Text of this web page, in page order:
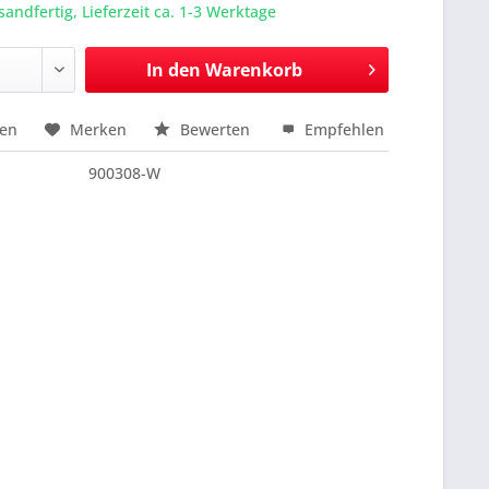
Lieferzeit ca. 1-3 Werktage
In den Warenkorb
Merken Bewerten Empfehlen
900308-W